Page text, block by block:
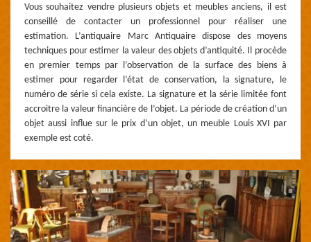
Vous souhaitez vendre plusieurs objets et meubles anciens, il est
conseillé de contacter un professionnel pour réaliser une
estimation. L’antiquaire Marc Antiquaire dispose des moyens
techniques pour estimer la valeur des objets d’antiquité. Il procède
en premier temps par l’observation de la surface des biens à
estimer pour regarder l’état de conservation, la signature, le
numéro de série si cela existe. La signature et la série limitée font
accroitre la valeur financière de l’objet. La période de création d’un
objet aussi influe sur le prix d’un objet, un meuble Louis XVI par
exemple est coté.